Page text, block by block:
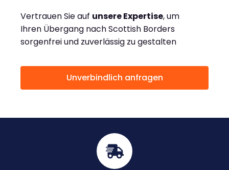
Vertrauen Sie auf unsere Expertise, um
Ihren Übergang nach Scottish Borders
sorgenfrei und zuverlässig zu gestalten
Unverbindlich anfragen